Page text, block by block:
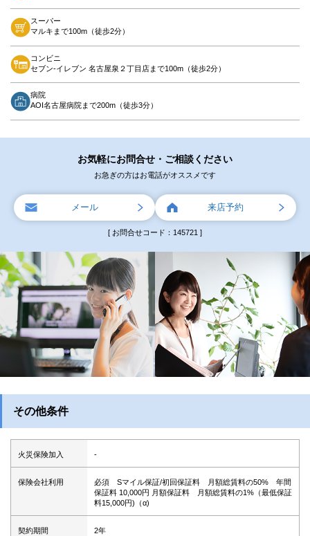
スーパー
マルキまで100m（徒歩2分）
コンビニ
セブン-イレブン 名古屋泉２丁目店まで100m（徒歩2分）
病院
AOI名古屋病院まで200m（徒歩3分）
お気軽にお問合せ・ご相談ください
お急ぎの方はお電話がオススメです
メール 来店予約
[ お問合せコード：145721 ]
その他条件
火災保険加入 -
保険会社利用
必須 Sマイル保証/初回保証料 月額総賃料の50% 年間
保証料 10,000円 月額保証料 月額総賃料の1%（最低保証
料15,000円)（α)
契約期間 2年